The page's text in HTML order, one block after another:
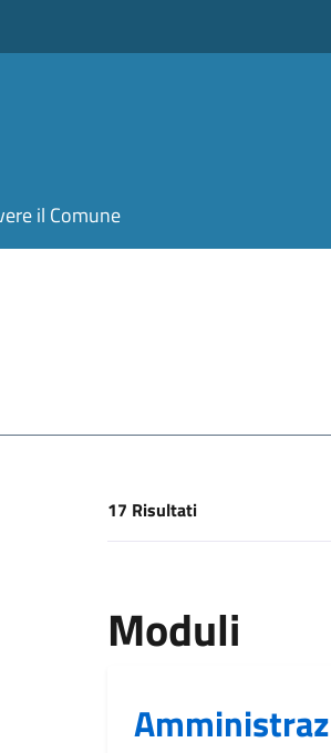
il Comune
[results]
17 Risultati
Moduli